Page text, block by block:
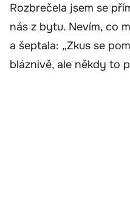
Rozbrečela jsem se
nás z bytu. Nevím, co
a šeptala: „Zkus se
bláznivě, ale někdy to